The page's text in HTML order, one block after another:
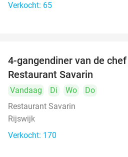
Verkocht: 65
4-gangendiner van de
Restaurant Savarin
Vandaag Di Wo
Do
Restaurant Savarin
Rijswijk
Verkocht: 170